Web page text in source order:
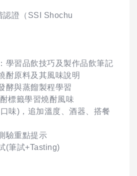
認證（SSI Shochu
學習品飲技巧及製作品飲筆記
酎原料及其風味說明
酵與蒸餾製程學習
標籤學習燒酎風味
味)，追加溫度、酒器、搭餐
驗重點提示
(筆試+Tasting)